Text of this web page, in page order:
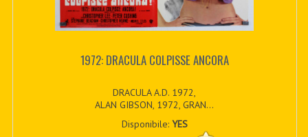
1972: DRACULA COLPISSE ANCORA
DRACULA A.D. 1972,
ALAN GIBSON, 1972, GRAN...
Disponibile: YES